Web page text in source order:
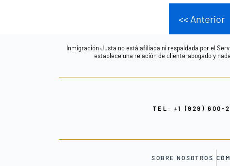
<< Anterior
Inmigración Justa no está afiliada ni respaldada por el
establece una relación de cliente-abogado y
TEL: +1 (929) 600-
SOBRE NOSOTROS